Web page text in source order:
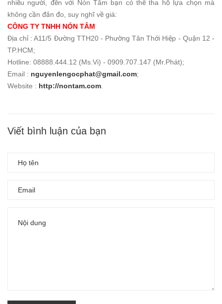
nhiều người, đến với Nón Tâm bạn có thể tha hồ lựa chọn mà
không cần đắn đo, suy nghĩ về giá:
CÔNG TY TNHH NÓN TÂM
Địa chỉ : A11/5 Đường TTH20 - Phường Tân Thới Hiệp - Quận 12 -
TP.HCM;
Hotline: 08888.444.12 (Ms.Vi) - 0909.707.147 (Mr.Phát);
Email : nguyenlengocphat@gmail.com;
Website : http://nontam.com
Viết bình luận của bạn